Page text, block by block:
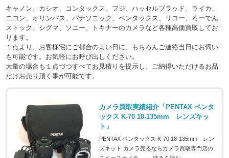
キャノン、カシオ、コンタックス、フジ、ハッセルブラッド、ライカ、
ニコン、オリンパス、パナソニック、ペンタックス、リコー、ろーでん
ストック、シグマ、ソニー、トキナーのカメラなど各種高価買取してお
ります。
１点より、お客様宅にご都合のよい日に、もちろんご連絡当日にお伺い
も可能です。お気軽にお呼び出しください。
大量の場合も１点づつすべてお見積りを提示し、ご納得いただけるお品
だけお売り頂く事が可能です。
カメラ買取実績紹介「PENTAX ペンタ
ックス K-70 18-135mm レンズキッ
ト」
PENTAX ペンタックス K-70 18-135mm レン
ズキット カメラ売るならカメラ買取専門店の